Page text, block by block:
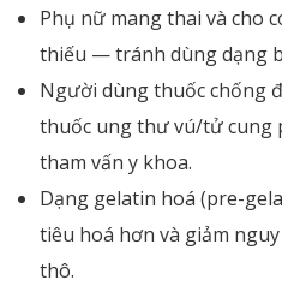
Phụ nữ mang thai và cho
thiếu — tránh dùng dạng
Người dùng thuốc chống
thuốc ung thư vú/tử cung
tham vấn y khoa.
Dạng gelatin hoá (pre-
tiêu hoá hơn và giảm
thô.